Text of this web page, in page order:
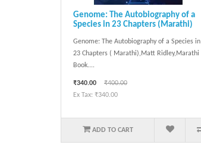
Genome: The Autobiography of a
Species in 23 Chapters (Marathi)
Genome: The Autobiography of a Species in
23 Chapters ( Marathi),Matt Ridley,Marathi
Book....
₹340.00
₹400.00
Ex Tax: ₹340.00
ADD TO CART